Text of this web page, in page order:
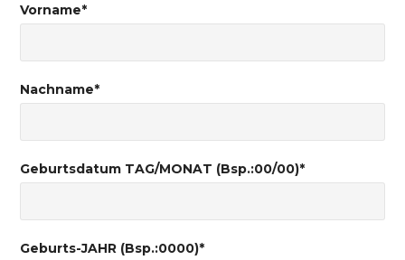
Vorname*
Nachname*
Geburtsdatum TAG/MONAT (Bsp.:00/00)*
Geburts-JAHR (Bsp.:0000)*